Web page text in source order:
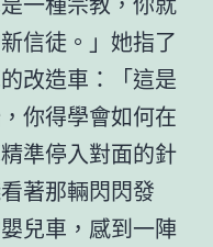
信徒。」她指了
改造車：「這是
你得學會如何在
準停入對面的針
著那輛閃閃發
兒車，感到一陣